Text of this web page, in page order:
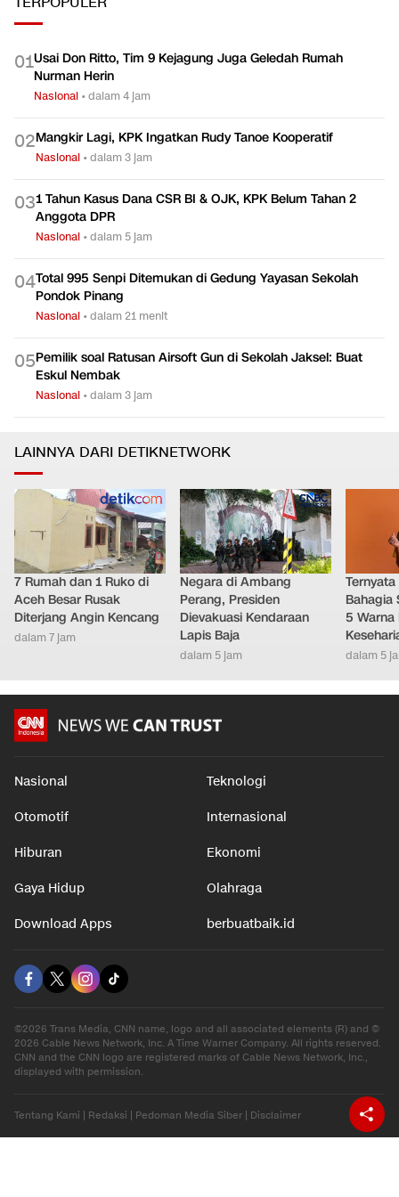
01Usai Don Ritto, Tim 9 Kejagung Juga Geledah Rumah
Nurman Herin
Nasional •dalam 4 jam
02Mangkir Lagi, KPK Ingatkan Rudy Tanoe Kooperatif
Nasional •dalam 3 jam
031 Tahun Kasus Dana CSR BI & OJK, KPK Belum Tahan 2
Anggota DPR
Nasional •dalam 5 jam
04Total 995 Senpi Ditemukan di Gedung Yayasan Sekolah
Pondok Pinang
Nasional •dalam 21 menit
05Pemilik soal Ratusan Airsoft Gun di Sekolah Jaksel: Buat
Eskul Nembak
Nasional •dalam 3 jam
LAINNYA DARI DETIKNETWORK
7 Rumah dan 1 Ruko di
Aceh Besar Rusak
Diterjang Angin Kencang
dalam 7 jam
Negara di Ambang
Perang, Presiden
Dievakuasi Kendaraan
Lapis Baja
dalam 5 jam
Bahagia
5
dalam 5
Nasional Teknologi
Otomotif Internasional
Hiburan Ekonomi
Gaya Hidup Olahraga
Download Apps berbuatbaik.id
©2026 Trans Media, CNN name, logo and all associated elements (R) and ©
2026 Cable News Network, Inc. A Time Warner Company. All rights reserved.
CNN and the CNN logo are registered marks of Cable News Network, Inc.,
displayed with permission.
Tentang Kami Redaksi Pedoman Media Siber Disclaimer